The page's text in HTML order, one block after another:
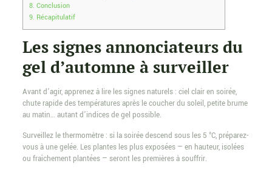
8. Conclusion
9. Récapitulatif
Les signes annonciateurs du
gel d’automne à surveiller
Avant d’agir, apprenez à lire les signes naturels : ciel clair en soirée,
chute rapide des températures après le coucher du soleil, petite brume
au matin… autant d’indices de gel possible.
Surveillez le thermomètre : si la soirée descend sous les 5 °C, préparez-
vous à une gelée. Les plantes les plus exposées — en hauteur, isolées
ou fraîchement plantées — seront les premières à souffrir.